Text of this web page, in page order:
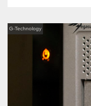
G-Technology